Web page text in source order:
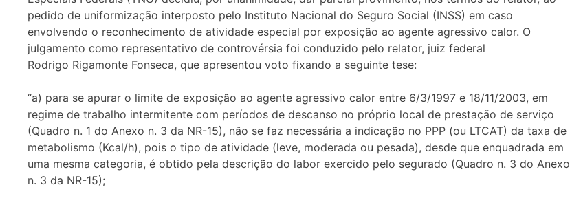
pedido de uniformização interposto pelo Instituto Nacional do Seguro Social (INSS) em caso
envolvendo o reconhecimento de atividade especial por exposição ao agente agressivo calor. O
julgamento como representativo de controvérsia foi conduzido pelo relator, juiz federal
Rodrigo Rigamonte Fonseca, que apresentou voto fixando a seguinte tese:
“a) para se apurar o limite de exposição ao agente agressivo calor entre 6/3/1997 e 18/11/2003, em
regime de trabalho intermitente com períodos de descanso no próprio local de prestação de serviço
(Quadro n. 1 do Anexo n. 3 da NR-15), não se faz necessária a indicação no PPP (ou LTCAT) da taxa de
metabolismo (Kcal/h), pois o tipo de atividade (leve, moderada ou pesada), desde que enquadrada em
uma mesma categoria, é obtido pela descrição do labor exercido pelo segurado (Quadro n. 3 do Anexo
n. 3 da NR-15);